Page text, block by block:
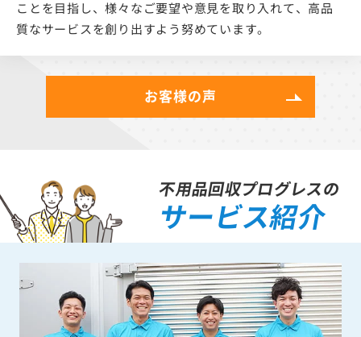
ことを目指し、様々なご要望や意見を取り入れて、高品
質なサービスを創り出すよう努めています。
お客様の声
不用品回収プログレスの
サービス紹介